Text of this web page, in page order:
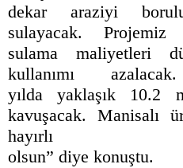
dekar araziyi
sulayacak. Projemiz
sulama maliyetleri
kullanımı
yılda yaklaşık
kavuşacak. Manisalı
hayırlı
olsun” diye konuştu.